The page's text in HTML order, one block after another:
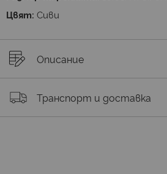
Цвят: Сиви
Описание
Транспорт и доставка